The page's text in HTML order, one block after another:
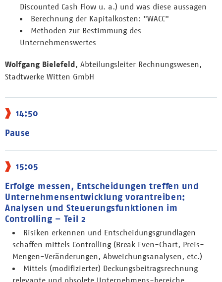
Discounted Cash Flow u. a.) und was diese aussagen
Berechnung der Kapitalkosten: "WACC"
Methoden zur Bestimmung des
Unternehmenswertes
Wolfgang Bielefeld, Abteilungsleiter Rechnungswesen,
Stadtwerke Witten GmbH
14:50
Pause
15:05
Erfolge messen, Entscheidungen treffen und
Unternehmensentwicklung vorantreiben:
Analysen und Steuerungsfunktionen im
Controlling – Teil 2
Risiken erkennen und Entscheidungsgrundlagen
schaffen mittels Controlling (Break Even-Chart, Preis-
Mengen-Veränderungen, Abweichungsanalysen, etc.)
Mittels (modifizierter) Deckungsbeitragsrechnung
relevante und obsolete Unternehmens-bereiche